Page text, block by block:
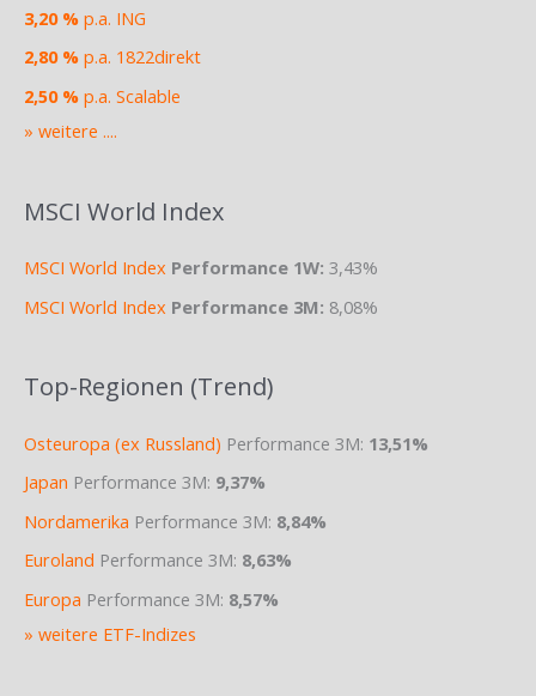
3,20 % p.a. ING
2,80 % p.a. 1822direkt
2,50 % p.a. Scalable
» weitere ....
MSCI World Index
MSCI World Index Performance 1W: 3,43%
MSCI World Index Performance 3M: 8,08%
Top-Regionen (Trend)
Osteuropa (ex Russland) Performance 3M: 13,51%
Japan Performance 3M: 9,37%
Nordamerika Performance 3M: 8,84%
Euroland Performance 3M: 8,63%
Europa Performance 3M: 8,57%
» weitere ETF-Indizes